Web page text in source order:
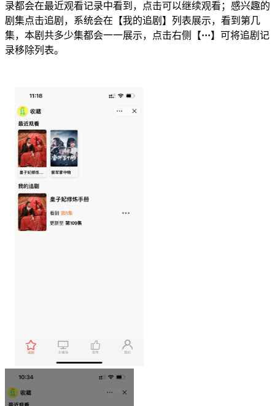
录都会在最近观看记录中看到，点击可以继续观看；感兴趣的
剧集点击追剧，系统会在【我的追剧】列表展示，看到第几
集，本剧共多少集都会一一展示，点击右侧【···】可将追剧记
录移除列表。